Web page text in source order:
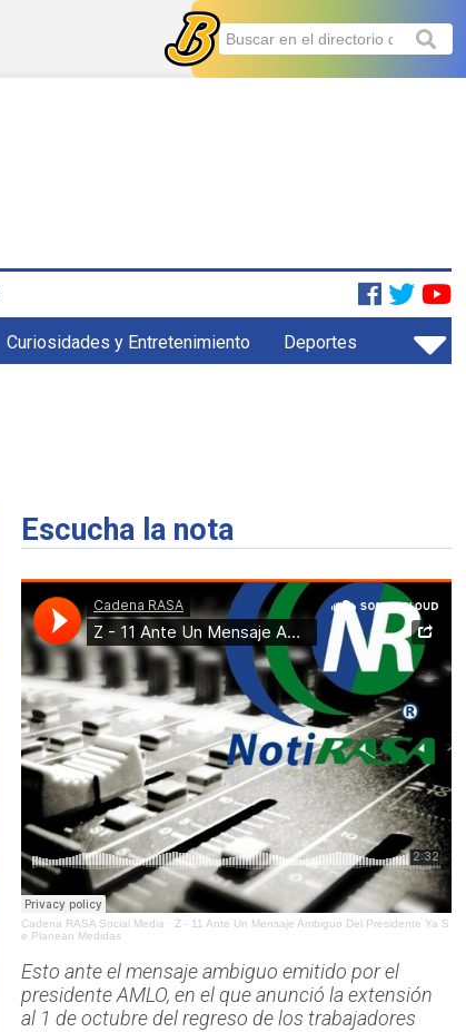
Curiosidades y Entretenimiento Deportes
Escucha la nota
Cadena RASA Social Media · Z - 11 Ante Un Mensaje Ambiguo Del Presidente Ya S
e Planean Medidas
Esto ante el mensaje ambiguo emitido por el
presidente AMLO, en el que anunció la extensión
al 1 de octubre del regreso de los trabajadores